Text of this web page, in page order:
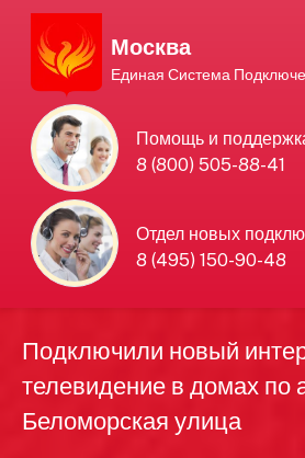
Москва
Единая Система
Помощь и
8 (800) 505-88-41
Отдел новых
8 (495) 150-90-48
Единая
Подключений
нового
телевидения в
Подключили новый
телевидение в домах по
Беломорская улица